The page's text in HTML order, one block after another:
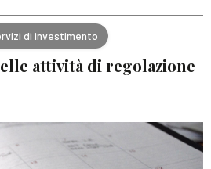
di investimento
attività di regolazione